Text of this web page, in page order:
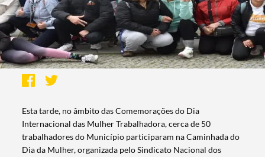
Esta tarde, no âmbito das Comemorações do Dia
Internacional das Mulher Trabalhadora, cerca de 50
trabalhadores do Município participaram na Caminhada do
Dia da Mulher, organizada pelo Sindicato Nacional dos